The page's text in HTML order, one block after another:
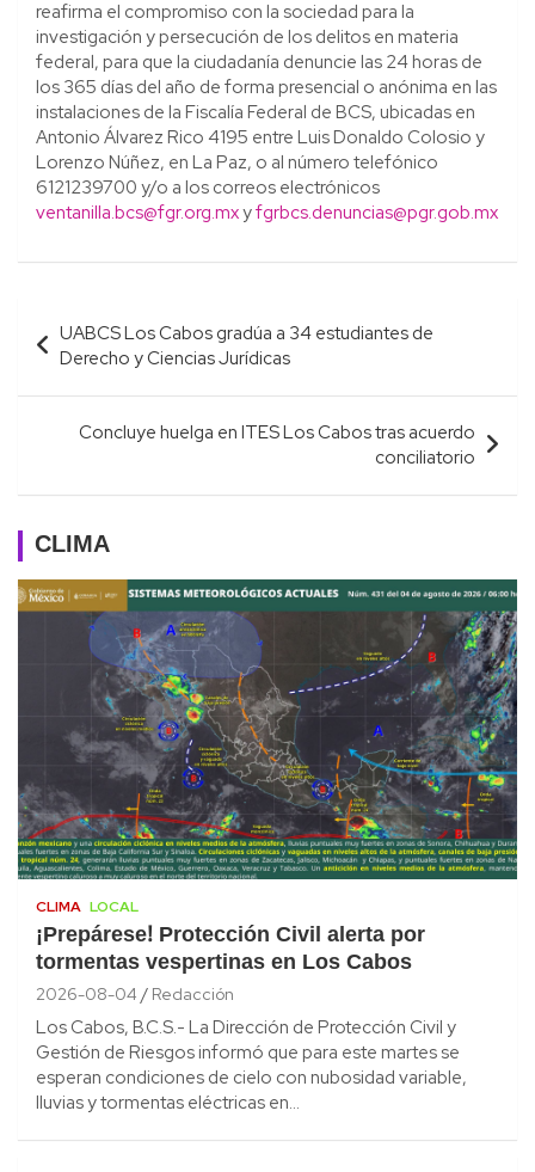
reafirma el compromiso con la sociedad para la
investigación y persecución de los delitos en materia
federal, para que la ciudadanía denuncie las 24 horas de
los 365 días del año de forma presencial o anónima en las
instalaciones de la Fiscalía Federal de BCS, ubicadas en
Antonio Álvarez Rico 4195 entre Luis Donaldo Colosio y
Lorenzo Núñez, en La Paz, o al número telefónico
6121239700 y/o a los correos electrónicos
ventanilla.bcs@fgr.org.mxyfgrbcs.denuncias@pgr.gob.mx
Navegación
de
entradas
UABCS Los Cabos gradúa a 34 estudiantes de
Derecho y Ciencias Jurídicas
Concluye huelga en ITES Los Cabos tras acuerdo
conciliatorio
CLIMA
CLIMA LOCAL
¡Prepárese! Protección Civil alerta por
tormentas vespertinas en Los Cabos
2026-08-04 Redacción
Los Cabos, B.C.S.- La Dirección de Protección Civil y
Gestión de Riesgos informó que para este martes se
esperan condiciones de cielo con nubosidad variable,
lluvias y tormentas eléctricas en…